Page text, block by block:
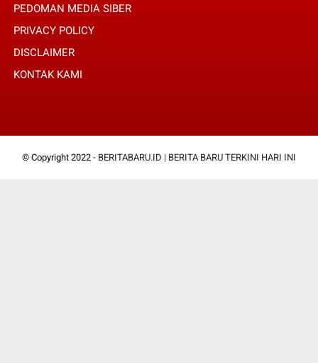
PEDOMAN MEDIA SIBER
PRIVACY POLICY
DISCLAIMER
KONTAK KAMI
© Copyright 2022 - BERITABARU.ID | BERITA BARU TERKINI HARI INI